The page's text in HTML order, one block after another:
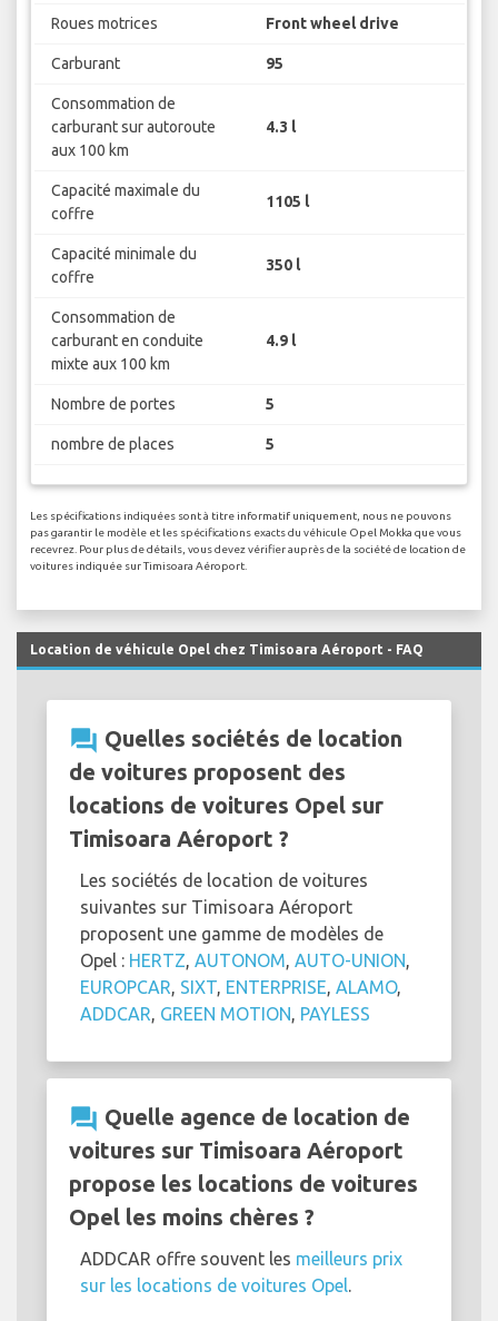
Roues motrices Front wheel drive
Carburant 95
Consommation de
carburant sur autoroute
aux 100 km
4.3 l
Capacité maximale du
coffre
1105 l
Capacité minimale du
coffre
350 l
Consommation de
carburant en conduite
mixte aux 100 km
4.9 l
Nombre de portes 5
nombre de places 5
Les spécifications indiquées sont à titre informatif uniquement, nous ne pouvons
pas garantir le modèle et les spécifications exacts du véhicule Opel Mokka que vous
recevrez. Pour plus de détails, vous devez vérifier auprès de la société de location de
voitures indiquée sur Timisoara Aéroport.
Location de véhicule Opel chez Timisoara Aéroport - FAQ
question_answer Quelles sociétés de location
de voitures proposent des
locations de voitures Opel sur
Timisoara Aéroport ?
Les sociétés de location de voitures
suivantes sur Timisoara Aéroport
proposent une gamme de modèles de
Opel : HERTZ, AUTONOM, AUTO-UNION,
EUROPCAR, SIXT, ENTERPRISE, ALAMO,
ADDCAR, GREEN MOTION, PAYLESS
question_answer Quelle agence de location de
voitures sur Timisoara Aéroport
propose les locations de voitures
Opel les moins chères ?
ADDCAR offre souvent les meilleurs prix
sur les locations de voitures Opel.